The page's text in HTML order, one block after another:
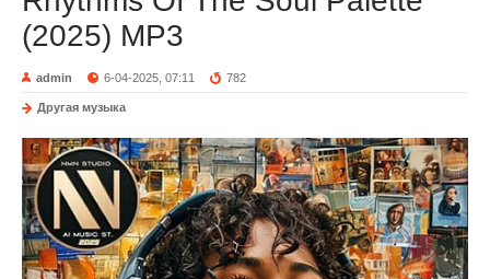
(2025) MP3
admin 6-04-2025, 07:11 782
Другая музыка